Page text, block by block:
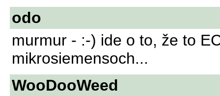
odo
murmur - :-) ide o to, že to
mikrosiemensoch...
WooDooWeed